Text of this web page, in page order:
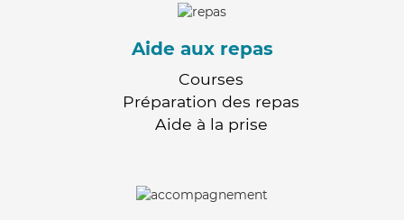
Aide aux repas
Courses
Préparation des repas
Aide à la prise